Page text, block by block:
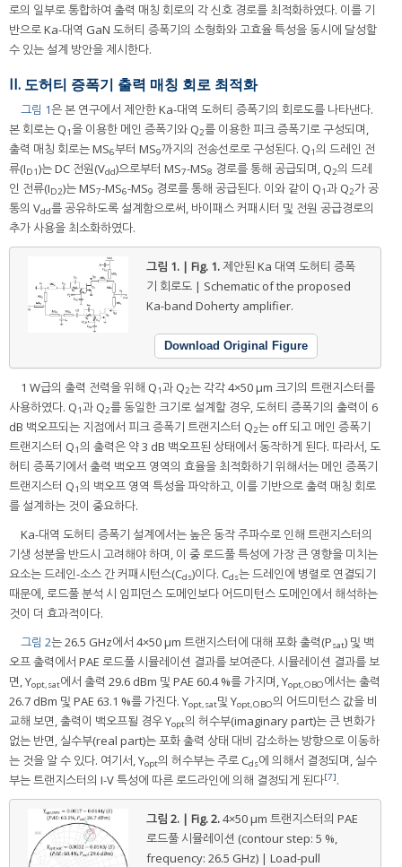
로의 일부로 통합하여 출력 매칭 회로의 각 신호 경로를 최적화하였다. 이를 기
반으로 Ka-대역 GaN 도허티 증폭기의 소형화와 고효율 특성을 동시에 달성할
수 있는 설계 방안을 제시한다.
II. 도허티 증폭기 출력 매칭 회로 최적화
그림 1은 본 연구에서 제안한 Ka-대역 도허티 증폭기의 회로도를 나타낸다.
본 회로는 Q1을 이용한 메인 증폭기와 Q2를 이용한 피크 증폭기로 구성되며,
출력 매칭 회로는 MS6부터 MS9까지의 전송선로로 구성된다. Q1의 드레인 전
류(ID1)는 DC 전원(Vdd)으로부터 MS7-MS8 경로를 통해 공급되며, Q2의 드레
인 전류(ID2)는 MS7-MS6-MS9 경로를 통해 공급된다. 이와 같이 Q1과 Q2가 공
통의 Vdd를 공유하도록 설계함으로써, 바이패스 커패시터 및 전원 공급경로의
추가 사용을 최소화하였다.
그림 1. | Fig. 1. 제안된 Ka 대역 도허티 증폭
기 회로도 | Schematic of the proposed
Ka-band Doherty amplifier.
Download Original Figure
1 W급의 출력 전력을 위해 Q1과 Q2는 각각 4×50 μm 크기의 트랜지스터를
사용하였다. Q1과 Q2를 동일한 크기로 설계할 경우, 도허티 증폭기의 출력이 6
dB 백오프되는 지점에서 피크 증폭기 트랜지스터 Q2는 off 되고 메인 증폭기
트랜지스터 Q1의 출력은 약 3 dB 백오프된 상태에서 동작하게 된다. 따라서, 도
허티 증폭기에서 출력 백오프 영역의 효율을 최적화하기 위해서는 메인 증폭기
트랜지스터 Q1의 백오프 영역 특성을 파악하고, 이를 기반으로 출력 매칭 회로
를 설계하는 것이 중요하다.
Ka-대역 도허티 증폭기 설계에서는 높은 동작 주파수로 인해 트랜지스터의
기생 성분을 반드시 고려해야 하며, 이 중 로드풀 특성에 가장 큰 영향을 미치는
요소는 드레인-소스 간 커패시턴스(Cds)이다. Cds는 드레인에 병렬로 연결되기
때문에, 로드풀 분석 시 임피던스 도메인보다 어드미턴스 도메인에서 해석하는
것이 더 효과적이다.
그림 2는 26.5 GHz에서 4×50 μm 트랜지스터에 대해 포화 출력(Psat) 및 백
오프 출력에서 PAE 로드풀 시뮬레이션 결과를 보여준다. 시뮬레이션 결과를 보
면, Yopt,sat에서 출력 29.6 dBm 및 PAE 60.4 %를 가지며, Yopt,OBO에서는 출력
26.7 dBm 및 PAE 63.1 %를 가진다. Yopt,sat및 Yopt,OBO의 어드미턴스 값을 비
교해 보면, 출력이 백오프될 경우 Yopt의 허수부(imaginary part)는 큰 변화가
없는 반면, 실수부(real part)는 포화 출력 상태 대비 감소하는 방향으로 이동하
는 것을 알 수 있다. 여기서, Yopt의 허수부는 주로 Cds에 의해서 결정되며, 실수
부는 트랜지스터의 I-V 특성에 따른 로드라인에 의해 결정되게 된다[7].
그림 2. | Fig. 2.4×50 μm 트랜지스터의 PAE
로드풀 시뮬레이션 (contour step: 5 %,
frequency: 26.5 GHz) | Load-pull